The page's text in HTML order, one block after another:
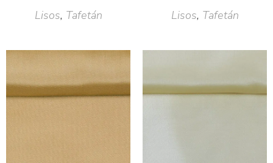
Lisos, Tafetán Lisos, Tafetán